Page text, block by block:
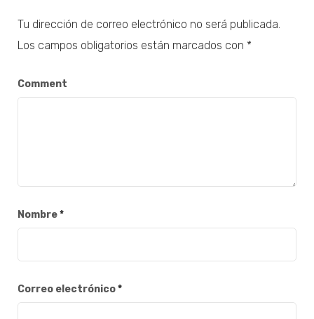
Tu dirección de correo electrónico no será publicada.
Los campos obligatorios están marcados con *
Comment
Nombre*
Correo electrónico*